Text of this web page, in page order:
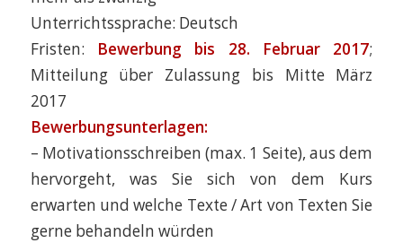
Unterrichtssprache: Deutsch
Fristen: Bewerbung bis 28. Februar 2017;
Mitteilung über Zulassung bis Mitte März
2017
Bewerbungsunterlagen:
– Motivationsschreiben (max. 1 Seite), aus dem
hervorgeht, was Sie sich von dem Kurs
erwarten und welche Texte / Art von Texten Sie
gerne behandeln würden